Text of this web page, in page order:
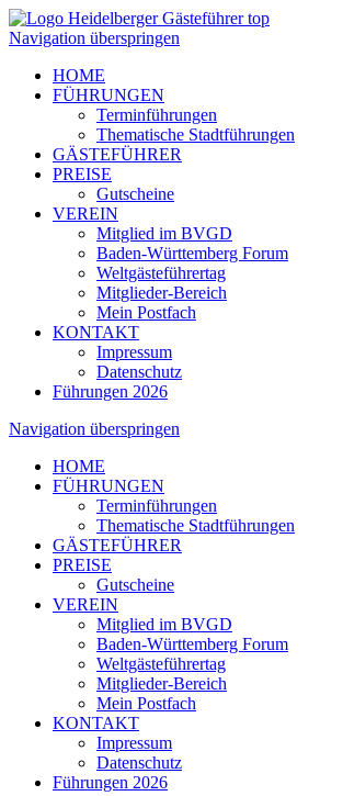
Navigation überspringen
HOME
FÜHRUNGEN
Terminführungen
Thematische Stadtführungen
GÄSTEFÜHRER
PREISE
Gutscheine
VEREIN
Mitglied im BVGD
Baden-Württemberg Forum
Weltgästeführertag
Mitglieder-Bereich
Mein Postfach
KONTAKT
Impressum
Datenschutz
Führungen 2026
Navigation überspringen
HOME
FÜHRUNGEN
Terminführungen
Thematische Stadtführungen
GÄSTEFÜHRER
PREISE
Gutscheine
VEREIN
Mitglied im BVGD
Baden-Württemberg Forum
Weltgästeführertag
Mitglieder-Bereich
Mein Postfach
KONTAKT
Impressum
Datenschutz
Führungen 2026